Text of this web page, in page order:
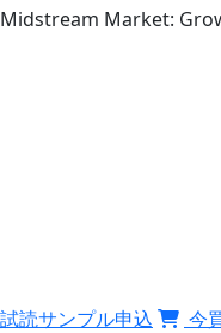
Market:
試読サンプル申込 今